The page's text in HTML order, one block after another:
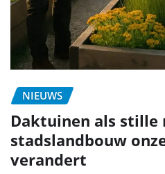
NIEUWS
Daktuinen als stille
stadslandbouw
verandert